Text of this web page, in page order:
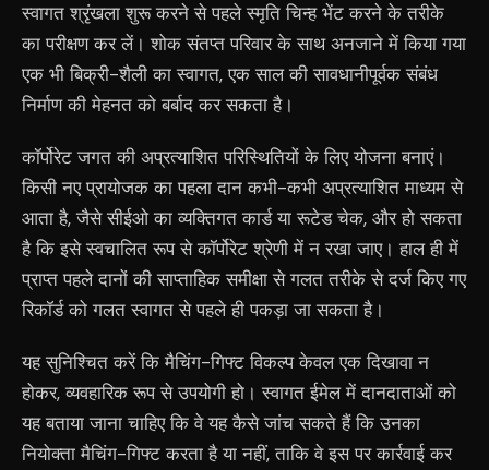
स्वागत श्रृंखला शुरू करने से पहले स्मृति चिन्ह भेंट करने के तरीके
का परीक्षण कर लें। शोक संतप्त परिवार के साथ अनजाने में किया गया
एक भी बिक्री-शैली का स्वागत, एक साल की सावधानीपूर्वक संबंध
निर्माण की मेहनत को बर्बाद कर सकता है।
कॉर्पोरेट जगत की अप्रत्याशित परिस्थितियों के लिए योजना बनाएं।
किसी नए प्रायोजक का पहला दान कभी-कभी अप्रत्याशित माध्यम से
आता है, जैसे सीईओ का व्यक्तिगत कार्ड या रूटेड चेक, और हो सकता
है कि इसे स्वचालित रूप से कॉर्पोरेट श्रेणी में न रखा जाए। हाल ही में
प्राप्त पहले दानों की साप्ताहिक समीक्षा से गलत तरीके से दर्ज किए गए
रिकॉर्ड को गलत स्वागत से पहले ही पकड़ा जा सकता है।
यह सुनिश्चित करें कि मैचिंग-गिफ्ट विकल्प केवल एक दिखावा न
होकर, व्यवहारिक रूप से उपयोगी हो। स्वागत ईमेल में दानदाताओं को
यह बताया जाना चाहिए कि वे यह कैसे जांच सकते हैं कि उनका
नियोक्ता मैचिंग-गिफ्ट करता है या नहीं, ताकि वे इस पर कार्रवाई कर